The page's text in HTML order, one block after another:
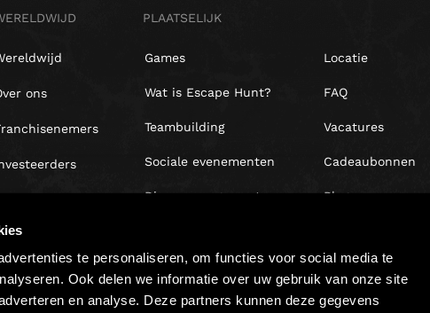
te personaliseren, om functies voor social media te
Ook delen we informatie over uw gebruik van onze site
en analyse. Deze partners kunnen deze gegevens
ons
PLAATSELIJK
Games
Wat is Escape Hunt?
Teambuilding
Sociale evenementen
Diner-arrangementen
Locatie
FAQ
Vacatures
Cadeaubonnen
Blog